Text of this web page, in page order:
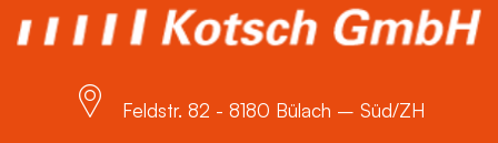
Feldstr. 82 - 8180 Bülach – Süd/ZH